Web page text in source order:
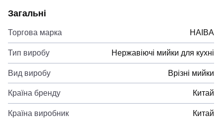
Загальні
Торгова марка HAIBA
Тип виробу Нержавіючі мийки для кухні
Вид виробу Врізні мийки
Країна бренду Китай
Країна виробник Китай